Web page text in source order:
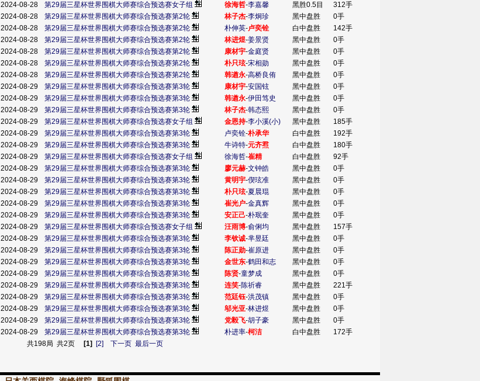
2024-08-28 第29届三星杯世界围棋大师赛综合预选赛女子组 徐海哲-李嘉馨 黑胜0.5目
312手
2024-08-28 第29届三星杯世界围棋大师赛综合预选赛第2轮 林子杰-李炯珍 黑中盘胜
0手
2024-08-28 第29届三星杯世界围棋大师赛综合预选赛第2轮 朴伸英-卢奕铨 白中盘胜
142手
2024-08-28 第29届三星杯世界围棋大师赛综合预选赛第2轮 林进煜-姜景贤 黑中盘胜
0手
2024-08-28 第29届三星杯世界围棋大师赛综合预选赛第2轮 康材宇-金庭贤 黑中盘胜
0手
2024-08-28 第29届三星杯世界围棋大师赛综合预选赛第2轮 朴只玹-宋相勋 黑中盘胜
0手
2024-08-28 第29届三星杯世界围棋大师赛综合预选赛第2轮 韩遒永-高桥良侑 黑中盘胜
0手
2024-08-29 第29届三星杯世界围棋大师赛综合预选赛第3轮 康材宇-安国铉 黑中盘胜
0手
2024-08-29 第29届三星杯世界围棋大师赛综合预选赛第3轮 韩遒永-伊田笃史 黑中盘胜
0手
2024-08-29 第29届三星杯世界围棋大师赛综合预选赛第3轮 林子杰-韩态熙 黑中盘胜
0手
2024-08-29 第29届三星杯世界围棋大师赛综合预选赛女子组 金恩持-李小溪(小) 黑中盘胜
185手
2024-08-29 第29届三星杯世界围棋大师赛综合预选赛第3轮 卢奕铨-朴承华 白中盘胜
192手
2024-08-29 第29届三星杯世界围棋大师赛综合预选赛第3轮 牛诗特-元齐焄 白中盘胜
180手
2024-08-29 第29届三星杯世界围棋大师赛综合预选赛女子组 徐海哲-崔精 白中盘胜
92手
2024-08-29 第29届三星杯世界围棋大师赛综合预选赛第3轮 廖元赫-文钟皓 黑中盘胜
0手
2024-08-29 第29届三星杯世界围棋大师赛综合预选赛第3轮 黄明宇-偰玹准 黑中盘胜
0手
2024-08-29 第29届三星杯世界围棋大师赛综合预选赛第3轮 朴只玹-夏晨琨 黑中盘胜
0手
2024-08-29 第29届三星杯世界围棋大师赛综合预选赛第3轮 崔光户-金真辉 黑中盘胜
0手
2024-08-29 第29届三星杯世界围棋大师赛综合预选赛第3轮 安正己-朴珉奎 黑中盘胜
0手
2024-08-29 第29届三星杯世界围棋大师赛综合预选赛女子组 汪雨博-俞俐均 黑中盘胜
157手
2024-08-29 第29届三星杯世界围棋大师赛综合预选赛第3轮 李钦诚-芈昱廷 黑中盘胜
0手
2024-08-29 第29届三星杯世界围棋大师赛综合预选赛第3轮 陈正勋-崔原进 黑中盘胜
0手
2024-08-29 第29届三星杯世界围棋大师赛综合预选赛第3轮 金世东-鹤田和志 黑中盘胜
0手
2024-08-29 第29届三星杯世界围棋大师赛综合预选赛第3轮 陈贤-童梦成 黑中盘胜
0手
2024-08-29 第29届三星杯世界围棋大师赛综合预选赛第3轮 连笑-陈祈睿 黑中盘胜
221手
2024-08-29 第29届三星杯世界围棋大师赛综合预选赛第3轮 范廷钰-洪茂镇 黑中盘胜
0手
2024-08-29 第29届三星杯世界围棋大师赛综合预选赛第3轮 邬光亚-林进煜 黑中盘胜
0手
2024-08-29 第29届三星杯世界围棋大师赛综合预选赛第3轮 党毅飞-胡子豪 黑中盘胜
0手
2024-08-29 第29届三星杯世界围棋大师赛综合预选赛第3轮 朴进率-柯洁 白中盘胜
172手
共198局 共2页
[1] [2] 下一页 最后一页